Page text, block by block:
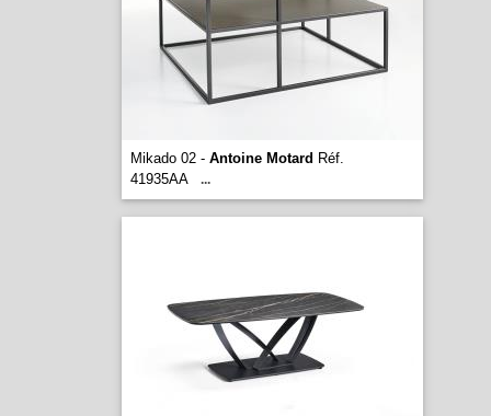
Mikado 02 - Antoine Motard Réf.
41935AA
...